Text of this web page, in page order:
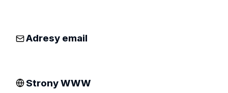
Adresy email
Strony WWW